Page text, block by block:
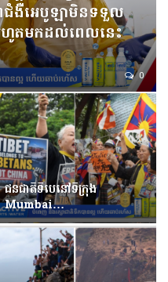
ជំងឺអេបូឡាមិនទទួល
ហូតមកដល់ពេលនេះ
0
ជនជាតិទីបេនៅទីក្រុង
Mumbai…